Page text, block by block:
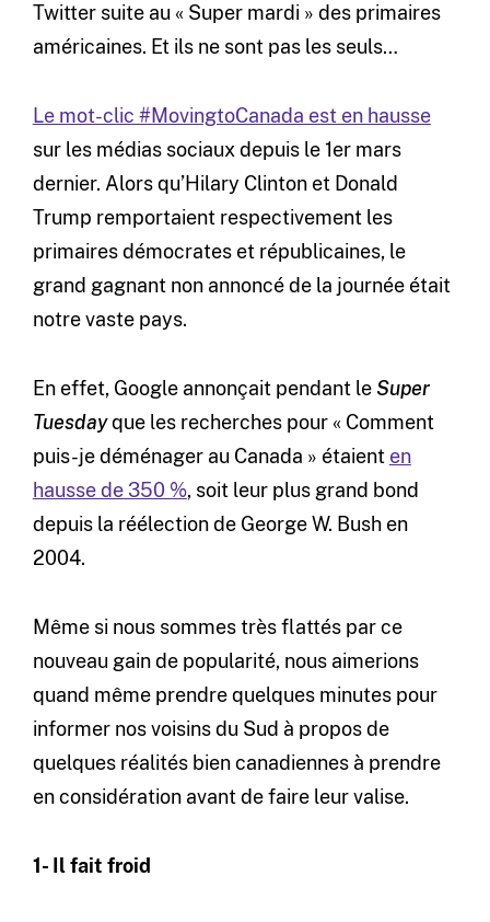
Twitter suite au « Super mardi » des primaires
américaines. Et ils ne sont pas les seuls…
Le mot-clic #MovingtoCanada est en hausse
sur les médias sociaux depuis le 1er mars
dernier. Alors qu’Hilary Clinton et Donald
Trump remportaient respectivement les
primaires démocrates et républicaines, le
grand gagnant non annoncé de la journée était
notre vaste pays.
En effet, Google annonçait pendant le Super
Tuesdayque les recherches pour « Comment
puis-je déménager au Canada » étaient en
hausse de 350 %, soit leur plus grand bond
depuis la réélection de George W. Bush en
2004.
Même si nous sommes très flattés par ce
nouveau gain de popularité, nous aimerions
quand même prendre quelques minutes pour
informer nos voisins du Sud à propos de
quelques réalités bien canadiennes à prendre
en considération avant de faire leur valise.
1- Il fait froid